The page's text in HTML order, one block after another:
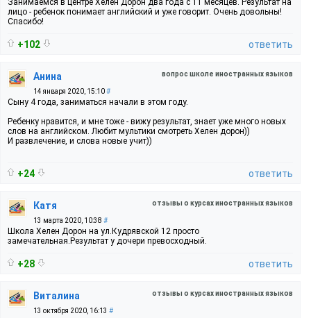
лицо - ребенок понимает английский и уже говорит. Очень довольны!
Спасибо!
+102 ответить
вопрос школе иностранных языков
Анина
14 января 2020, 15:10#
Сыну 4 года, заниматься начали в этом году.
Ребенку нравится, и мне тоже - вижу результат, знает уже много новых
слов на английском. Любит мультики смотреть Хелен дорон))
И развлечение, и слова новые учит))
+24 ответить
отзывы о курсах иностранных языков
Катя
13 марта 2020, 10:38 #
Школа Хелен Дорон на ул.Кудрявской 12 просто
замечательная.Результат у дочери превосходный.
+28 ответить
отзывы о курсах иностранных языков
Виталина
13 октября 2020, 16:13 #